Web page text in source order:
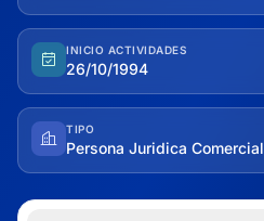
INICIO ACTIVIDADES
26/10/1994
TIPO
Persona Juridica Comercial